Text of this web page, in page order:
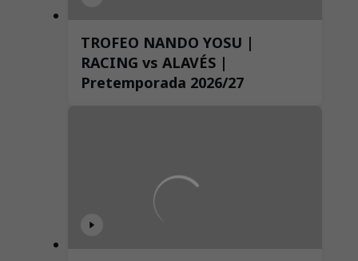
TROFEO NANDO YOSU |
RACING vs ALAVÉS |
Pretemporada 2026/27